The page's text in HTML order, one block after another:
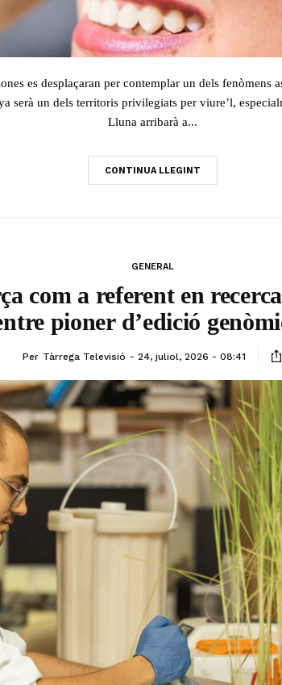
es desplaçaran per contemplar un dels fenòmens
serà un dels territoris privilegiats per viure’l,
Lluna arribarà a...
CONTINUA LLEGINT
GENERAL
com a referent en
pioner d’edició
Per Tàrrega Televisió 24, juliol, 2026 - 08:41